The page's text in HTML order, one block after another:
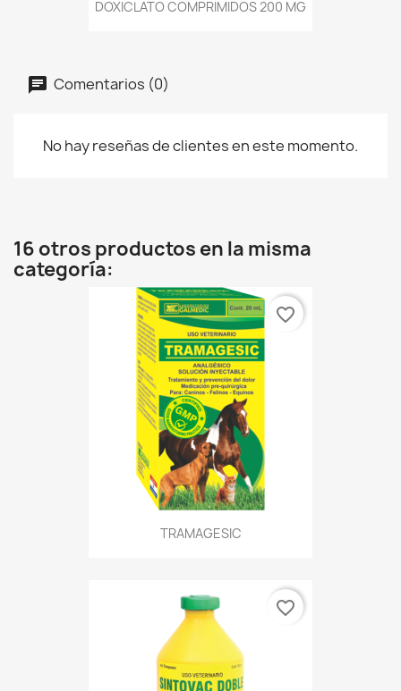
DOXICLATO COMPRIMIDOS 200 MG
Comentarios (0)
No hay reseñas de clientes en este momento.
16 otros productos en la misma
categoría:
TRAMAGESIC
favorite_border
favorite_border